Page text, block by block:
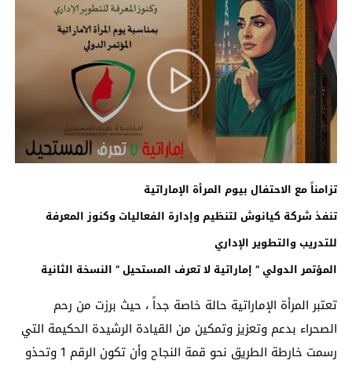
تزامناً مع الاحتفال بيوم المرأة الإماراتية
تنفذ شركة كيانوش لتنظيم وإدارة الفعاليات وكنوز المعرفة
للتدريب والتطوير الإداري
المؤتمر الدولي ” إماراتية لا تعرف المستحيل ” النسخة الثانية
تعتبر المرأة الإماراتية حالة خاصة جداً ، حيث برزت من رحم
الصحراء بدعم وتعزيز وتمكين من القيادة الرشيدة الحكيمة التي
رسمت خارطة الطريق نحو قمة النجاح وأن تكون الرقم 1 وتحذو